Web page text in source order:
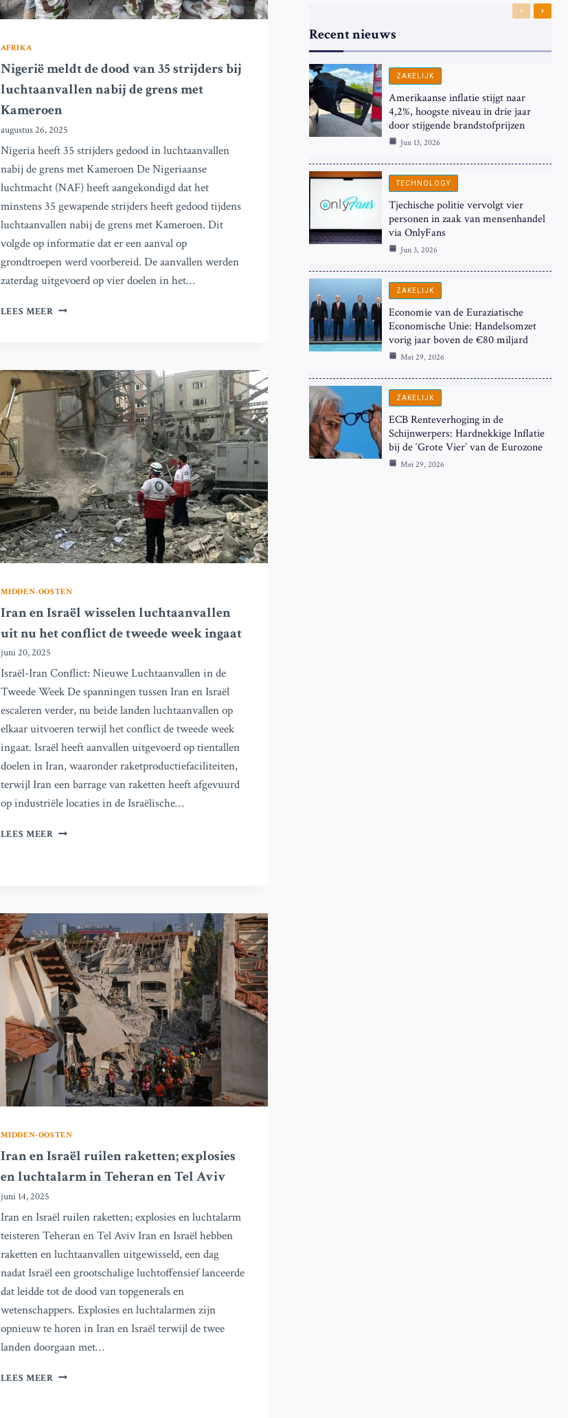
AFRIKA
Nigerië meldt de dood van 35 strijders bij
luchtaanvallen nabij de grens met
Kameroen
augustus 26, 2025
Nigeria heeft 35 strijders gedood in luchtaanvallen
nabij de grens met Kameroen De Nigeriaanse
luchtmacht (NAF) heeft aangekondigd dat het
minstens 35 gewapende strijders heeft gedood tijdens
luchtaanvallen nabij de grens met Kameroen. Dit
volgde op informatie dat er een aanval op
grondtroepen werd voorbereid. De aanvallen werden
zaterdag uitgevoerd op vier doelen in het…
LEES MEER NIGERIË
35
STRIJDERS
BIJ
LUCHTAANVALLEN
NABIJ
DE
GRENS
MET
KAMEROEN
MIDDEN-OOSTEN
Iran en Israël wisselen luchtaanvallen
uit nu het conflict de tweede week ingaat
juni 20, 2025
Israël-Iran Conflict: Nieuwe Luchtaanvallen in de
Tweede Week De spanningen tussen Iran en Israël
escaleren verder, nu beide landen luchtaanvallen op
elkaar uitvoeren terwijl het conflict de tweede week
ingaat. Israël heeft aanvallen uitgevoerd op tientallen
doelen in Iran, waaronder raketproductiefaciliteiten,
terwijl Iran een barrage van raketten heeft afgevuurd
op industriële locaties in de Israëlische…
LEES MEER IRAN
NU
HET
CONFLICT
DE
TWEEDE
WEEK
INGAAT
MIDDEN-OOSTEN
Iran en Israël ruilen raketten; explosies
en luchtalarm in Teheran en Tel Aviv
juni 14, 2025
Iran en Israël ruilen raketten; explosies en luchtalarm
teisteren Teheran en Tel Aviv Iran en Israël hebben
raketten en luchtaanvallen uitgewisseld, een dag
nadat Israël een grootschalige luchtoffensief lanceerde
dat leidde tot de dood van topgenerals en
wetenschappers. Explosies en luchtalarmen zijn
opnieuw te horen in Iran en Israël terwijl de twee
landen doorgaan met…
LEES MEER IRAN
Recent nieuws
Previous
Next
ZAKELIJK
Amerikaanse inflatie stijgt naar
4,2%, hoogste niveau in drie jaar
door stijgende brandstofprijzen
Jun 13, 2026
TECHNOLOGY
Tjechische politie vervolgt vier
personen in zaak van mensenhandel
via OnlyFans
Jun 3, 2026
ZAKELIJK
Economie van de Euraziatische
Economische Unie: Handelsomzet
vorig jaar boven de €80 miljard
Mei 29, 2026
ZAKELIJK
ECB Renteverhoging in de
Schijnwerpers: Hardnekkige Inflatie
bij de ‘Grote Vier’ van de Eurozone
Mei 29, 2026